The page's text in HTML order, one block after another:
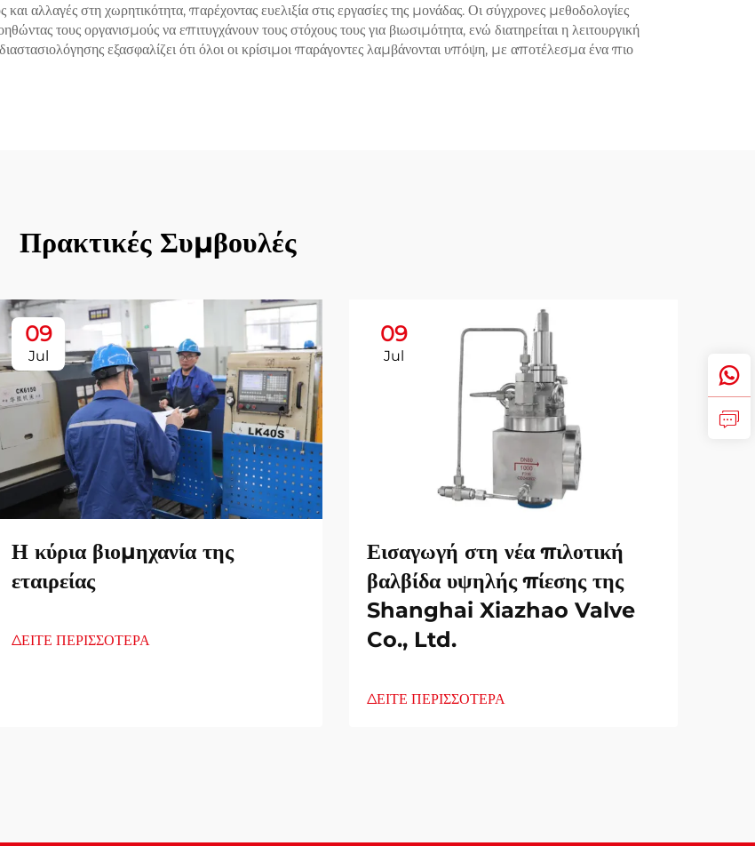
αλλαγές στη χωρητικότητα, παρέχοντας ευελιξία στις εργασίες της μονάδας. Οι σύγχρονες μεθοδολογίες
τους οργανισμούς να επιτυγχάνουν τους στόχους τους για βιωσιμότητα, ενώ διατηρείται η λειτουργική
εξασφαλίζει ότι όλοι οι κρίσιμοι παράγοντες λαμβάνονται υπόψη, με αποτέλεσμα ένα πιο
Πρακτικές Συμβουλές
09
Jul
Η κύρια βιομηχανία της
εταιρείας
ΔΕΙΤΕ ΠΕΡΙΣΣΟΤΕΡΑ
09
Jul
Εισαγωγή στη νέα πιλοτική
βαλβίδα υψηλής πίεσης της
Shanghai Xiazhao Valve
Co., Ltd.
ΔΕΙΤΕ ΠΕΡΙΣΣΟΤΕΡΑ